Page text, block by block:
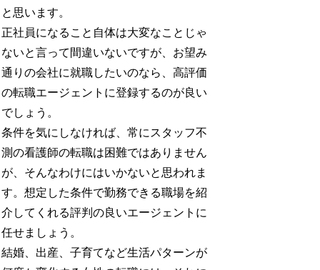
と思います。
正社員になること自体は大変なことじゃ
ないと言って間違いないですが、お望み
通りの会社に就職したいのなら、高評価
の転職エージェントに登録するのが良い
でしょう。
条件を気にしなければ、常にスタッフ不
測の看護師の転職は困難ではありません
が、そんなわけにはいかないと思われま
す。想定した条件で勤務できる職場を紹
介してくれる評判の良いエージェントに
任せましょう。
結婚、出産、子育てなど生活パターンが